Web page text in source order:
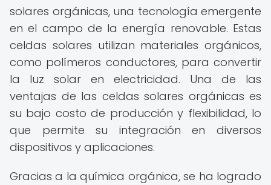
solares orgánicas, una tecnología emergente
en el campo de la energía renovable. Estas
celdas solares utilizan materiales orgánicos,
como polímeros conductores, para convertir
la luz solar en electricidad. Una de las
ventajas de las celdas solares orgánicas es
su bajo costo de producción y flexibilidad, lo
que permite su integración en diversos
dispositivos y aplicaciones.
Gracias a la química orgánica, se ha logrado